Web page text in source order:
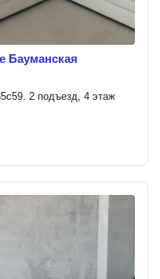
Бауманская
2 подъезд, 4 этаж